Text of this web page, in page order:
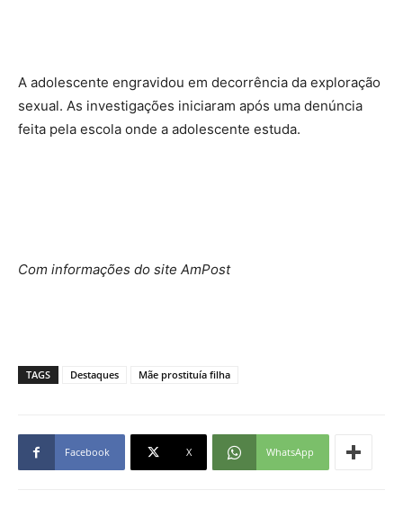
A adolescente engravidou em decorrência da exploração
sexual. As investigações iniciaram após uma denúncia
feita pela escola onde a adolescente estuda.
Com informações do site AmPost
TAGS Destaques Mãe prostituía filha
Facebook X WhatsApp